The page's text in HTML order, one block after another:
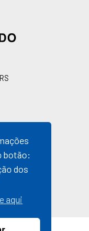
botão:
dos
aqui